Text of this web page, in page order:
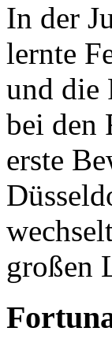
In der
lernte
und die
bei den
erste
großen